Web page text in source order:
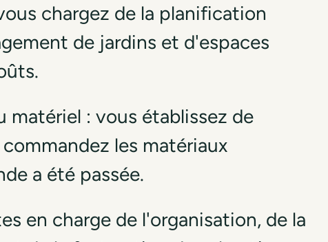
chargez de la planification
de jardins et d'espaces
matériel : vous établissez de
les matériaux
a été passée.
en charge de l'organisation, de la